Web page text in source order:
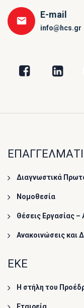
E-mail
info@hcs.gr
Διαγνωστικά
Νομοθεσία
Θέσεις Εργασίας –
Ανακοινώσεις και
ΕΚΕ
Η στήλη του